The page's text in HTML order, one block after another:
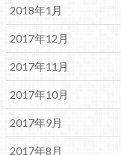
2018年1月
2017年12月
2017年11月
2017年10月
2017年9月
2017年8月